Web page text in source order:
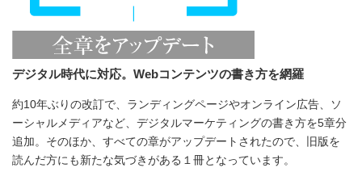
デジタル時代に対応。Webコンテンツの書き方を網羅
約10年ぶりの改訂で、ランディングページやオンライン広告、ソ
ーシャルメディアなど、デジタルマーケティングの書き方を5章分
追加。そのほか、すべての章がアップデートされたので、旧版を
読んだ方にも新たな気づきがある１冊となっています。